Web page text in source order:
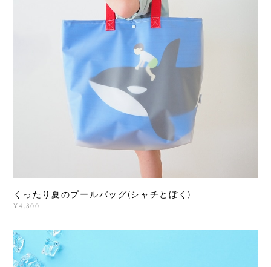
くったり夏のプールバッグ(シャチとぼく)
¥4,800